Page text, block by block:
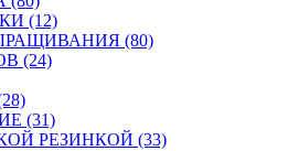
(12)
(80)
(24)
(31)
РЕЗИНКОЙ (33)